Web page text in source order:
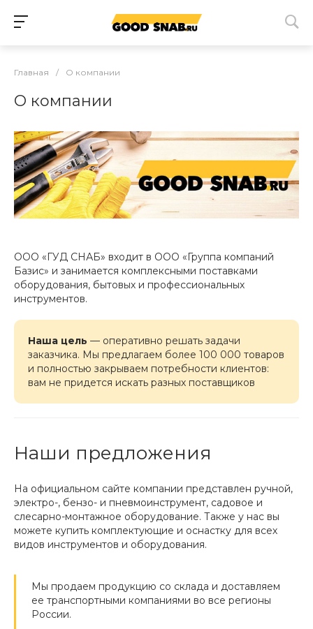
Главная / О компании
О компании
ООО «ГУД СНАБ» входит в ООО «Группа компаний
Базис» и занимается комплексными поставками
оборудования, бытовых и профессиональных
инструментов.
Наша цель — оперативно решать задачи
заказчика. Мы предлагаем более 100 000 товаров
и полностью закрываем потребности клиентов:
вам не придется искать разных поставщиков
Наши предложения
На официальном сайте компании представлен ручной,
электро-, бензо- и пневмоинструмент, садовое и
слесарно-монтажное оборудование. Также у нас вы
можете купить комплектующие и оснастку для всех
видов инструментов и оборудования.
Мы продаем продукцию со склада и доставляем
ее транспортными компаниями во все регионы
России.